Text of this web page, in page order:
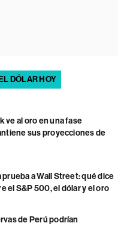
DÓLAR HOY
ve al oro en una fase
sus proyecciones de
a Wall Street: qué dice
el S&P 500, el dólar y el oro
de Perú podrían